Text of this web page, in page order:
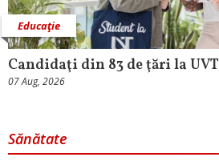
Educaţie
Candidaţi din 83 de ţări la UVT
07 Aug, 2026
Sănătate